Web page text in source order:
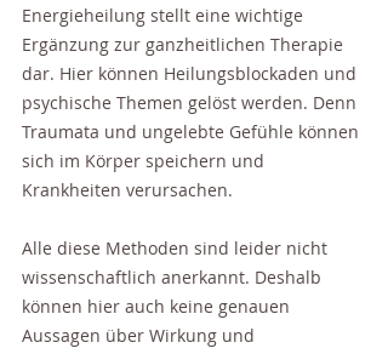
Energieheilung stellt eine wichtige
Ergänzung zur ganzheitlichen Therapie
dar. Hier können Heilungsblockaden und
psychische Themen gelöst werden. Denn
Traumata und ungelebte Gefühle können
sich im Körper speichern und
Krankheiten verursachen.
Alle diese Methoden sind leider nicht
wissenschaftlich anerkannt. Deshalb
können hier auch keine genauen
Aussagen über Wirkung und